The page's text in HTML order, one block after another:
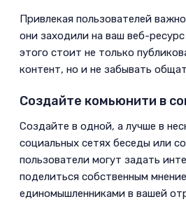
­Привлекая пользователей
они заходили на ваш веб-
этого стоит не только
контент, но и не забывать
Создайте комьюнити в
­Создайте в одной, а лучше в
социальных сетях беседы или
пользователи могут задать
поделиться собственным
единомышленниками в вашей